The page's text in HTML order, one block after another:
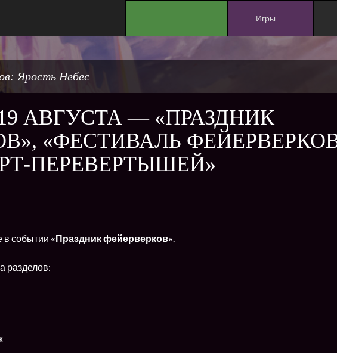
Игры
Ярость Небес
АВГУСТА — «ПРАЗДНИК
«ФЕСТИВАЛЬ
ПЕРЕВЕРТЫШЕЙ»
в событии «Праздник фейерверков».
разделов: